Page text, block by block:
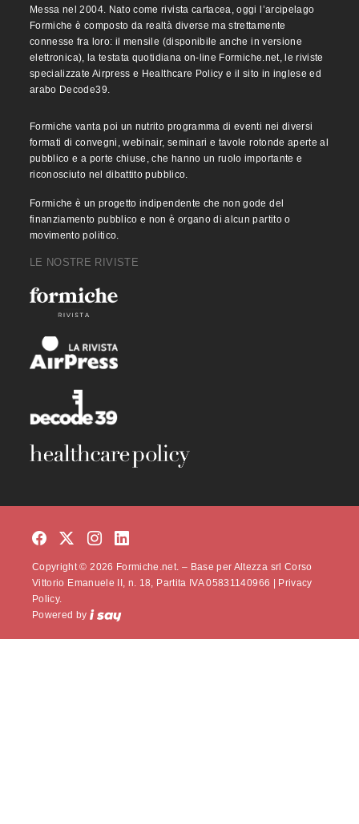
Messa nel 2004. Nato come rivista cartacea, oggi l’arcipelago
Formiche è composto da realtà diverse ma strettamente
connesse fra loro: il mensile (disponibile anche in versione
elettronica), la testata quotidiana on-line Formiche.net, le riviste
specializzate Airpress e Healthcare Policy e il sito in inglese ed
arabo Decode39.
Formiche vanta poi un nutrito programma di eventi nei diversi
formati di convegni, webinair, seminari e tavole rotonde aperte al
pubblico e a porte chiuse, che hanno un ruolo importante e
riconosciuto nel dibattito pubblico.
Formiche è un progetto indipendente che non gode del
finanziamento pubblico e non è organo di alcun partito o
movimento politico.
LE NOSTRE RIVISTE
Copyright © 2026 Formiche.net. – Base per Altezza srl Corso
Vittorio Emanuele II, n. 18, Partita IVA 05831140966 | Privacy
Policy.
Powered by